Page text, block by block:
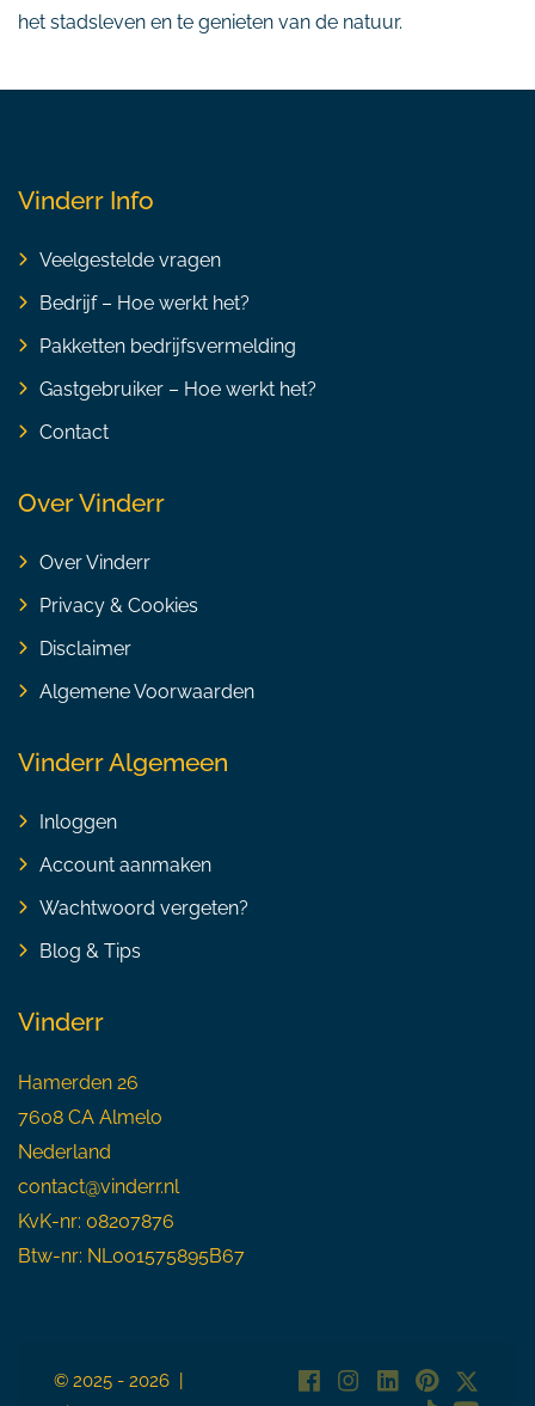
het stadsleven en te genieten van de natuur.
Vinderr Info
Veelgestelde vragen
Bedrijf – Hoe werkt het?
Pakketten bedrijfsvermelding
Gastgebruiker – Hoe werkt het?
Contact
Over Vinderr
Over Vinderr
Privacy & Cookies
Disclaimer
Algemene Voorwaarden
Vinderr Algemeen
Inloggen
Account aanmaken
Wachtwoord vergeten?
Blog & Tips
Vinderr
Hamerden 26
7608 CA Almelo
Nederland
contact@vinderr.nl
KvK-nr: 08207876
Btw-nr: NL001575895B67
© 2025 - 2026 |